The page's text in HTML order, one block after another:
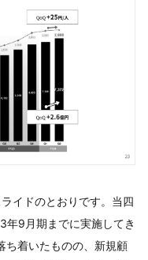
イドのとおりです。当四
年9月期までに実施してき
ち着いたものの、新規顧